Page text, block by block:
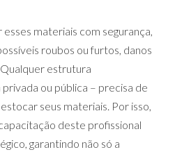
materiais com segurança,
roubos ou furtos, danos
estrutura
ou pública – precisa de
seus materiais. Por isso,
deste profissional
garantindo não só a